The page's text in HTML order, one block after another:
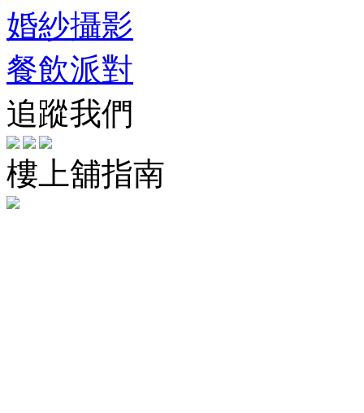
婚紗攝影
餐飲派對
追蹤我們
樓上舖指南